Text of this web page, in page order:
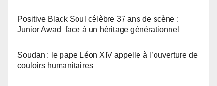
Positive Black Soul célèbre 37 ans de scène :
Junior Awadi face à un héritage générationnel
Soudan : le pape Léon XIV appelle à l’ouverture de
couloirs humanitaires